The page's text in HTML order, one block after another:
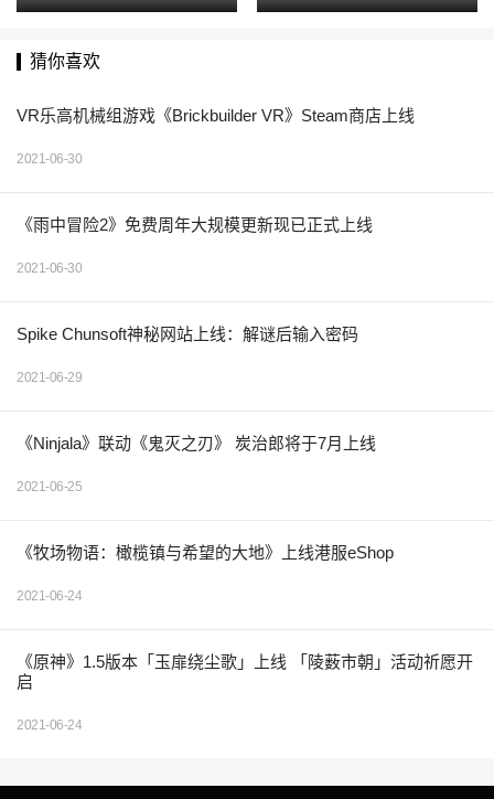
钱
猜你喜欢
VR乐高机械组游戏《Brickbuilder VR》Steam商店上线
2021-06-30
《雨中冒险2》免费周年大规模更新现已正式上线
2021-06-30
Spike Chunsoft神秘网站上线：解谜后输入密码
2021-06-29
《Ninjala》联动《鬼灭之刃》 炭治郎将于7月上线
2021-06-25
《牧场物语：橄榄镇与希望的大地》上线港服eShop
2021-06-24
《原神》1.5版本「玉扉绕尘歌」上线 「陵薮市朝」活动祈愿开
启
2021-06-24